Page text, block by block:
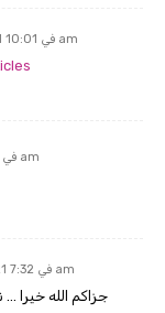
September 2, 2021 في 10:01 am
September 12, 2021 في 8:21 am
September 13, 2021 في 7:32 am
جزاكم الله خيرا